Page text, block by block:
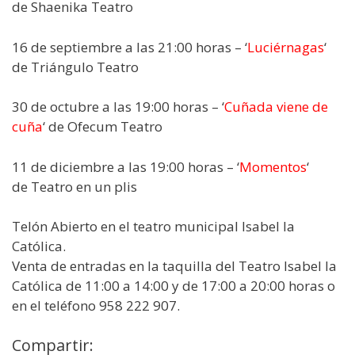
de Shaenika Teatro
16 de septiembre a las 21:00 horas – ‘Luciérnagas‘
de Triángulo Teatro
30 de octubre a las 19:00 horas – ‘Cuñada viene de
cuña‘ de Ofecum Teatro
11 de diciembre a las 19:00 horas – ‘Momentos‘
de Teatro en un plis
Telón Abierto en el teatro municipal Isabel la
Católica.
Venta de entradas en la taquilla del Teatro Isabel la
Católica de 11:00 a 14:00 y de 17:00 a 20:00 horas o
en el teléfono 958 222 907.
Compartir: